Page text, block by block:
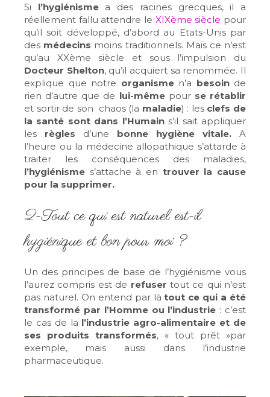
Si l’hygiénismea des racines grecques, il a
réellement fallu attendre le XIXème siècle pour
qu’il soit développé, d’abord au Etats-Unis par
des médecins moins traditionnels. Mais ce n’est
qu’au XXème siècle et sous l’impulsion du
Docteur Shelton, qu’il acquiert sa renommée. Il
explique que notre organisme n’a besoin de
rien d’autre que de lui-mêmepour se rétablir
et sortir de son chaos (la maladie) : les clefs de
la santé sont dans l’Humains’il sait appliquer
les règles d’une bonne hygiène vitale. A
l’heure ou la médecine allopathique s’attarde à
traiter les conséquences des maladies,
l’hygiénisme s’attache à en trouver la cause
pour la supprimer.
2-Tout ce qui est naturel est-il
hygiénique et bon pour moi ?
Un des principes de base de l’hygiénisme vous
l’aurez compris est de refuser tout ce qui n’est
pas naturel. On entend par làtout ce qui a été
transformé par l’Homme ou l’industrie : c’est
le cas de la l’industrie agro-alimentaire et de
ses produits transformés, « tout prêt »par
exemple, mais aussi dans l’industrie
pharmaceutique.